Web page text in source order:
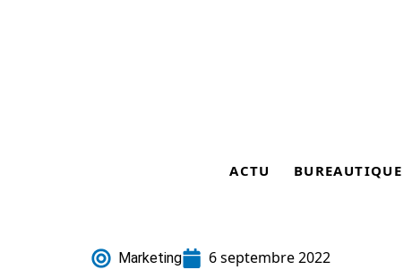
ACTU BUREAUTIQUE
Marketing 6 septembre 2022